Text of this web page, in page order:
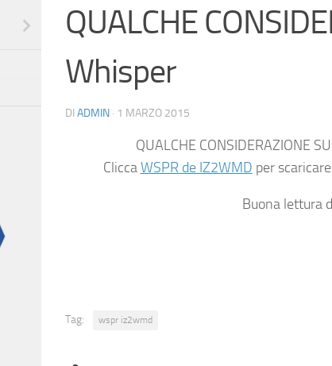
QUALCHE
Whisper
DI ADMIN · 1 MARZO 2015
QUALCHE CONSIDERAZIONE
CliccaWSPR de IZ2WMD per
Buona lettura
Tag: wspr iz2wmd